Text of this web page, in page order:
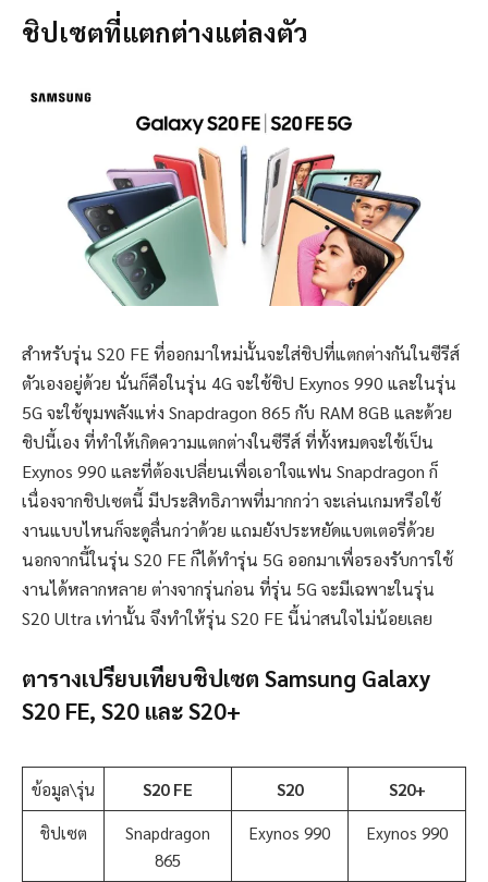
ชิปเซตที่แตกต่างแต่ลงตัว
สำหรับรุ่น S20 FE ที่ออกมาใหม่นั้นจะใส่ชิปที่แตกต่างกันในซีรีส์
ตัวเองอยู่ด้วย นั่นก็คือในรุ่น 4G จะใช้ชิป Exynos 990 และในรุ่น
5G จะใช้ขุมพลังแห่ง Snapdragon 865 กับ RAM 8GB และด้วย
ชิปนี้เอง ที่ทำให้เกิดความแตกต่างในซีรีส์ ที่ทั้งหมดจะใช้เป็น
Exynos 990 และที่ต้องเปลี่ยนเพื่อเอาใจแฟน Snapdragon ก็
เนื่องจากชิปเซตนี้ มีประสิทธิภาพที่มากกว่า จะเล่นเกมหรือใช้
งานแบบไหนก็จะดูลื่นกว่าด้วย แถมยังประหยัดแบตเตอรี่ด้วย
นอกจากนี้ในรุ่น S20 FE ก็ได้ทำรุ่น 5G ออกมาเพื่อรองรับการใช้
งานได้หลากหลาย ต่างจากรุ่นก่อน ที่รุ่น 5G จะมีเฉพาะในรุ่น
S20 Ultra เท่านั้น จึงทำให้รุ่น S20 FE นี้น่าสนใจไม่น้อยเลย
ตารางเปรียบเทียบชิปเซต Samsung Galaxy
S20 FE, S20 และ S20+
ข้อมูล\รุ่น S20 FE S20 S20+
ชิปเซต
Snapdragon
865
Exynos 990 Exynos 990